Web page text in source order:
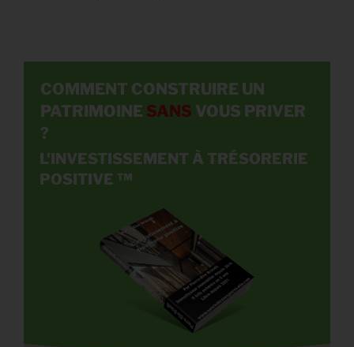
COMMENT CONSTRUIRE UN
PATRIMOINE SANS VOUS PRIVER
?
L'INVESTISSEMENT À TRÉSORERIE
POSITIVE ™